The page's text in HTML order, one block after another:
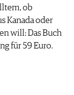
ob
Kanada oder
will: Das Buch
für 59 Euro.